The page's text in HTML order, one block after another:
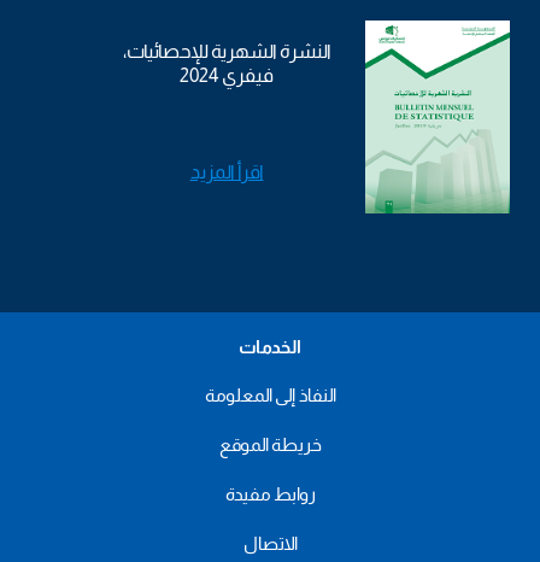
النشرة الشهرية للإحصائيات،
فيفري 2024
اقرأ المزيد
الخدمات
النفاذ إلى المعلومة
خريطة الموقع
روابط مفيدة
الاتصال